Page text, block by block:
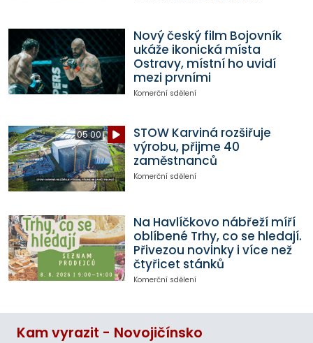
Nový český film Bojovník
ukáže ikonická místa
Ostravy, místní ho uvidí
mezi prvními
Komerční sdělení
05:00
STOW Karviná rozšiřuje
výrobu, přijme 40
zaměstnanců
Komerční sdělení
Na Havlíčkovo nábřeží míří
oblíbené Trhy, co se hledají.
Přivezou novinky i více než
čtyřicet stánků
Komerční sdělení
Kam vyrazit - Novojičínsko